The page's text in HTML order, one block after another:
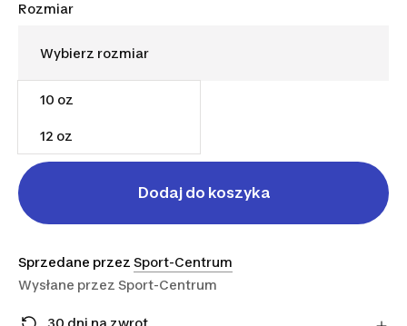
Rozmiar
10 oz
12 oz
Dodaj do koszyka
Sprzedane przez Sport-Centrum
Wysłane przez Sport-Centrum
30 dni na zwrot